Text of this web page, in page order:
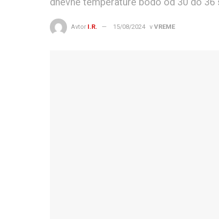
Avtor I.R. 15/08/2024 v VREME